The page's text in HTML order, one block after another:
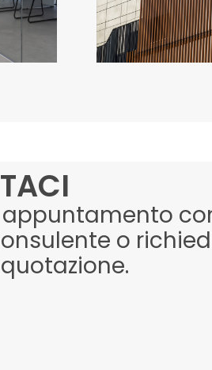
appuntamento
o